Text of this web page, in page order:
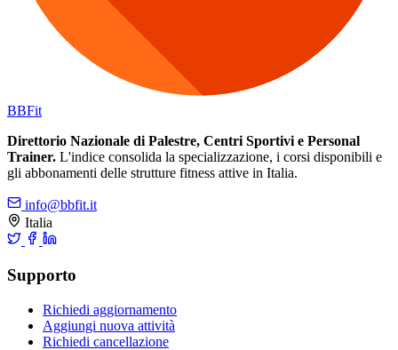
BBFit
Direttorio Nazionale di Palestre, Centri Sportivi e Personal
Trainer. L'indice consolida la specializzazione, i corsi disponibili e
gli abbonamenti delle strutture fitness attive in Italia.
info@bbfit.it
Italia
Supporto
Richiedi aggiornamento
Aggiungi nuova attività
Richiedi cancellazione